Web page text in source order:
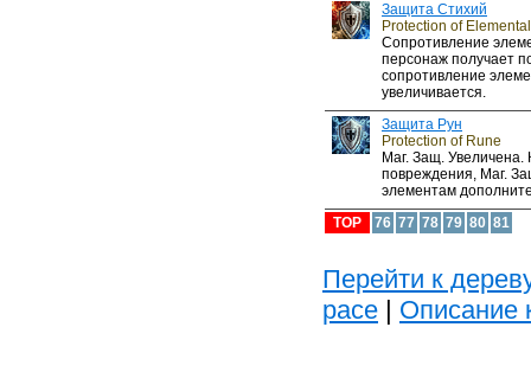
Защита Стихий
Protection of Elemental
Сопротивление
персонаж получает
сопротивление
увеличивается.
Защита Рун
Protection of Rune
Маг. Защ. Увеличена.
повреждения, Маг.
элементам
TOP
76 77 78 79 80 81
Перейти к
расе | Описание